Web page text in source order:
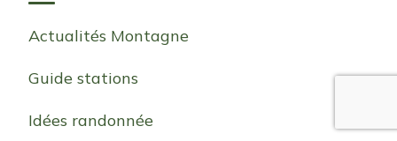
Actualités Montagne
Guide stations
Idées randonnée